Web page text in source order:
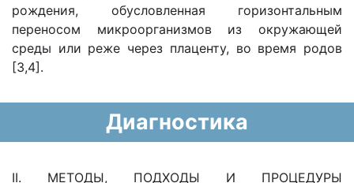
рождения, обусловленная горизонтальным
переносом микроорганизмов из окружающей
среды или реже через плаценту, во время родов
[3,4].
Диагностика
II. МЕТОДЫ, ПОДХОДЫ И ПРОЦЕДУРЫ